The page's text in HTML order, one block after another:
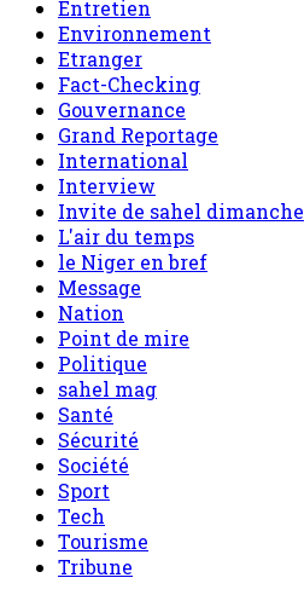
Entretien
Environnement
Etranger
Fact-Checking
Gouvernance
Grand Reportage
International
Interview
Invite de sahel dimanche
L'air du temps
le Niger en bref
Message
Nation
Point de mire
Politique
sahel mag
Santé
Sécurité
Société
Sport
Tech
Tourisme
Tribune